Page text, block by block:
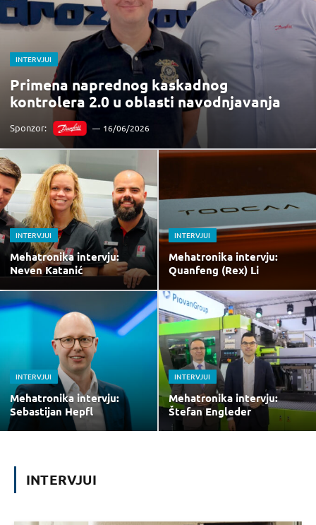
INTERVJUI
Primena naprednog kaskadnog
kontrolera 2.0 u oblasti navodnjavanja
Sponzor: 16/06/2026
INTERVJUI
Mehatronika intervju:
Neven Katanić
INTERVJUI
Mehatronika intervju:
Quanfeng (Rex) Li
INTERVJUI
Mehatronika intervju:
Sebastijan Hepfl
INTERVJUI
Mehatronika intervju:
Štefan Engleder
INTERVJUI